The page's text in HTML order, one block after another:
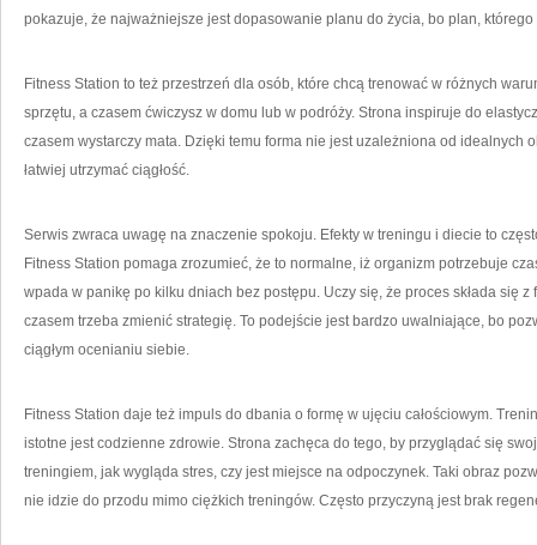
pokazuje, że najważniejsze jest dopasowanie planu do życia, bo plan,
Fitness Station to też przestrzeń dla osób, które chcą trenować w różnych
sprzętu, a czasem ćwiczysz w domu lub w podróży. Strona inspiruje do
czasem wystarczy mata. Dzięki temu forma nie jest uzależniona od idealnych
łatwiej utrzymać ciągłość.
Serwis zwraca uwagę na znaczenie spokoju. Efekty w treningu i diecie to
Fitness Station pomaga zrozumieć, że to normalne, iż organizm potrzebuje
wpada w panikę po kilku dniach bez postępu. Uczy się, że proces składa się
czasem trzeba zmienić strategię. To podejście jest bardzo uwalniające, bo
ciągłym ocenianiu siebie.
Fitness Station daje też impuls do dbania o formę w ujęciu całościowym.
istotne jest codzienne zdrowie. Strona zachęca do tego, by przyglądać się
treningiem, jak wygląda stres, czy jest miejsce na odpoczynek. Taki obraz
nie idzie do przodu mimo ciężkich treningów. Często przyczyną jest brak